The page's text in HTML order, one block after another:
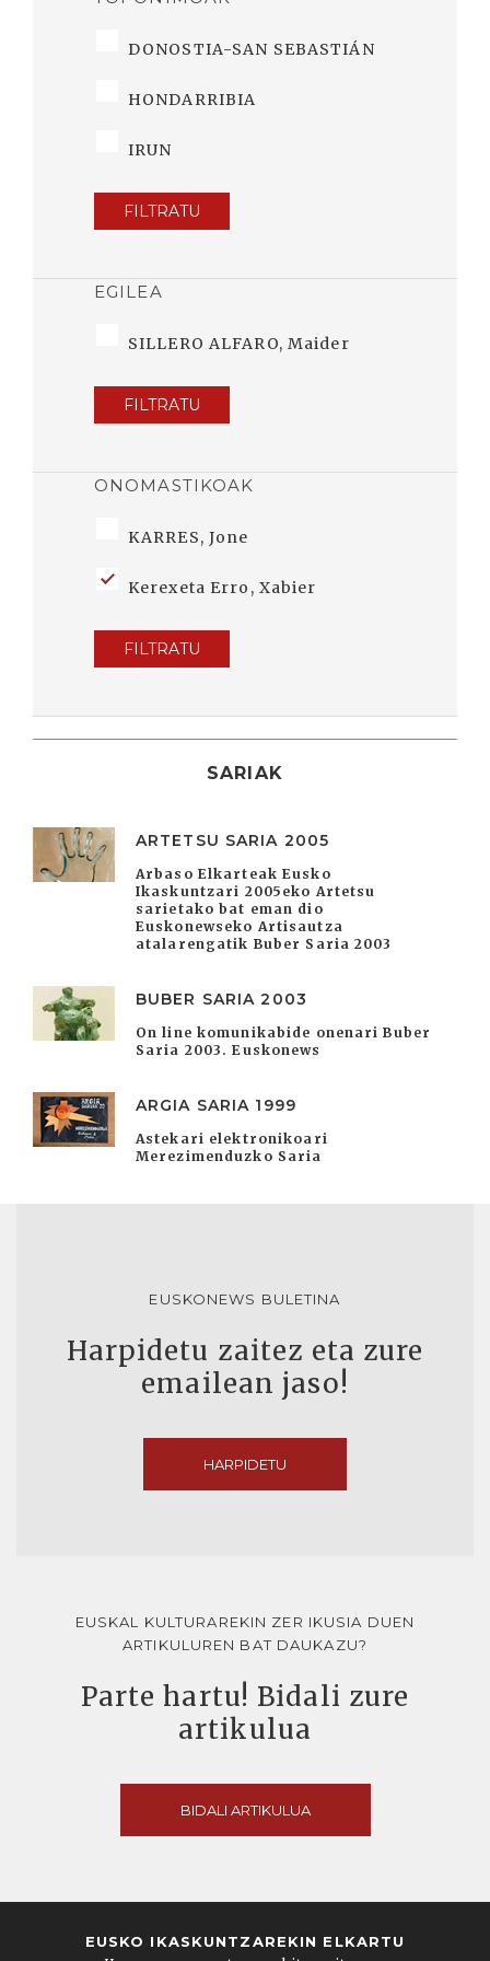
DONOSTIA-SAN SEBASTIÁN
HONDARRIBIA
IRUN
FILTRATU
EGILEA
SILLERO ALFARO, Maider
FILTRATU
ONOMASTIKOAK
KARRES, Jone
Kerexeta Erro, Xabier
FILTRATU
SARIAK
ARTETSU SARIA 2005
Arbaso Elkarteak Eusko
Ikaskuntzari 2005eko Artetsu
sarietako bat eman dio
Euskonewseko Artisautza
atalarengatik Buber Saria 2003
BUBER SARIA 2003
On line komunikabide onenari Buber
Saria 2003. Euskonews
ARGIA SARIA 1999
Astekari elektronikoari
Merezimenduzko Saria
EUSKONEWS BULETINA
Harpidetu zaitez eta zure
emailean jaso!
HARPIDETU
EUSKAL KULTURAREKIN ZER IKUSIA DUEN
ARTIKULUREN BAT DAUKAZU?
Parte hartu! Bidali zure
artikulua
BIDALI ARTIKULUA
EUSKO IKASKUNTZAREKIN ELKARTU